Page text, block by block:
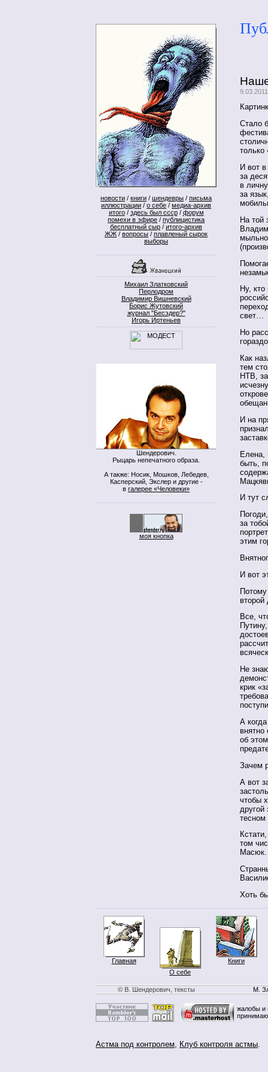
новости / книги / шендевры / письма
иллюстрации / о себе / медиа-архив
итого/ здесь был ссср/ форум
помехи в эфире / публицистика
бесплатный сыр / итого-архив
ЖЖ / вопросы / плавленый сырок
выборы
Михаил Златковский
Перлодром
Владимир Вишневский
Борис Жутовский
журнал "Бесэдер?"
Игорь Иртеньев
Шендерович.
Рыцарь непечатного образа.
А также: Носик, Мошков, Лебедев,
Касперский, Экслер и другие -
в галерее «Человеки»
моя кнопка
Стало
И вот
за
в
за
На той
Ну,
свет…
Но
Как
тем
НТВ,
И на
Елена,
быть,
И тут
за
этим
И вот
Все,
Не
крик
А
внятно
об
Зачем
А вот
чтобы
другой
тесном
том
Масюк.
Хоть
Главная
О себе
Книги
© В. Шендерович, тексты М.
жалобы и
Астма под контролем, Клуб контроля астмы.